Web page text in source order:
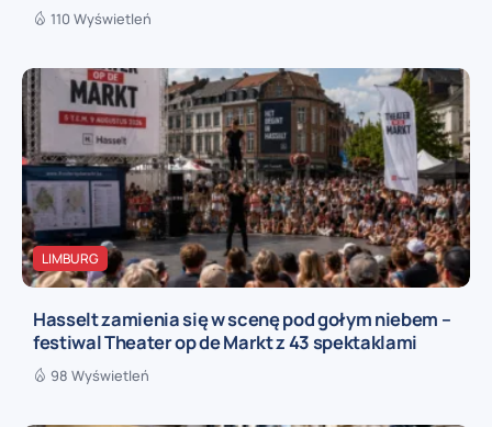
110 Wyświetleń
LIMBURG
Hasselt zamienia się w scenę pod gołym niebem –
festiwal Theater op de Markt z 43 spektaklami
98 Wyświetleń